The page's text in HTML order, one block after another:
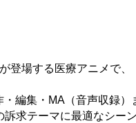
登場する医療アニメで
編集・MA（音声収録
求テーマに最適なシー